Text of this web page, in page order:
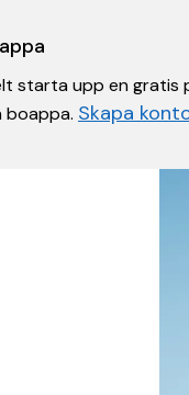
starta upp en
boappa. Skapa